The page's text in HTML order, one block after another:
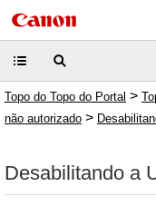
Topo do Topo do Portal >
não autorizado >
Desabilitando a